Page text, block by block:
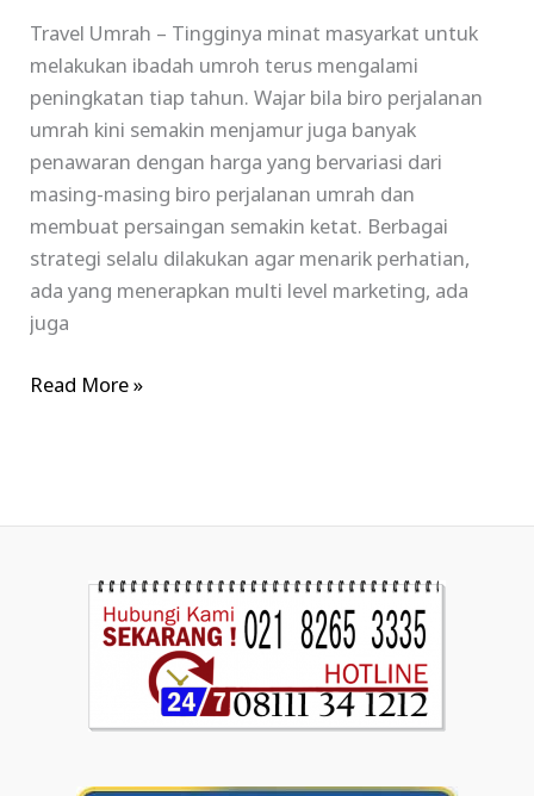
Travel Umrah – Tingginya minat masyarkat untuk
melakukan ibadah umroh terus mengalami
peningkatan tiap tahun. Wajar bila biro perjalanan
umrah kini semakin menjamur juga banyak
penawaran dengan harga yang bervariasi dari
masing-masing biro perjalanan umrah dan
membuat persaingan semakin ketat. Berbagai
strategi selalu dilakukan agar menarik perhatian,
ada yang menerapkan multi level marketing, ada
juga
Read More »